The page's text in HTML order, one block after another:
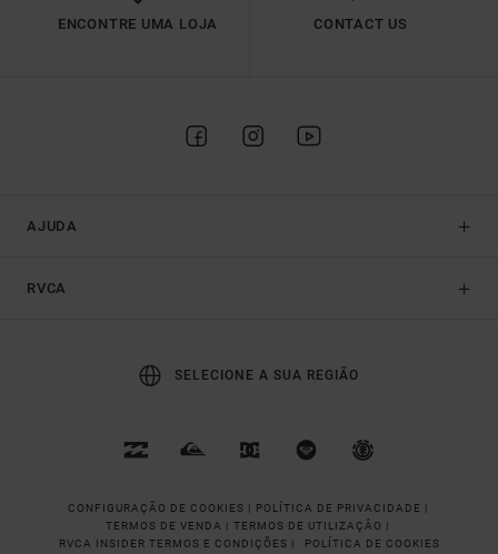
ENCONTRE UMA LOJA CONTACT US
AJUDA
RVCA
SELECIONE A SUA REGIÃO
CONFIGURAÇÃO DE COOKIES | POLÍTICA DE PRIVACIDADE |
TERMOS DE VENDA | TERMOS DE UTILIZAÇÂO |
RVCA INSIDER TERMOS E CONDIÇÕES |
POLÍTICA DE COOKIES